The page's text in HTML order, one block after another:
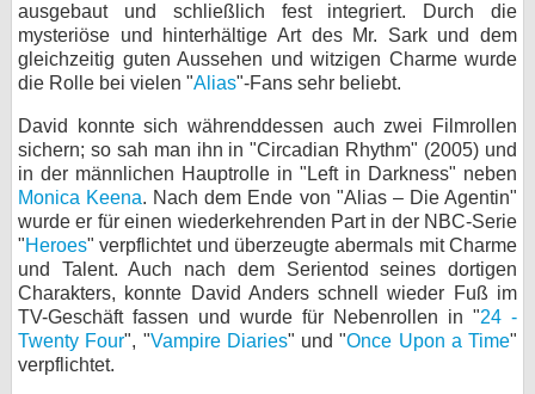
ausgebaut und schließlich fest integriert. Durch die
mysteriöse und hinterhältige Art des Mr. Sark und dem
gleichzeitig guten Aussehen und witzigen Charme wurde
die Rolle bei vielen "Alias"-Fans sehr beliebt.
David konnte sich währenddessen auch zwei Filmrollen
sichern; so sah man ihn in "Circadian Rhythm" (2005) und
in der männlichen Hauptrolle in "Left in Darkness" neben
Monica Keena. Nach dem Ende von "Alias – Die Agentin"
wurde er für einen wiederkehrenden Part in der NBC-Serie
"Heroes" verpflichtet und überzeugte abermals mit Charme
und Talent. Auch nach dem Serientod seines dortigen
Charakters, konnte David Anders schnell wieder Fuß im
TV-Geschäft fassen und wurde für Nebenrollen in "24 -
Twenty Four", "Vampire Diaries" und "Once Upon a Time"
verpflichtet.